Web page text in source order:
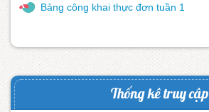
Bảng công khai thực đơn tuần 1
Thống kê truy cập